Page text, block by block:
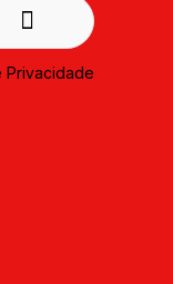
Privacidade